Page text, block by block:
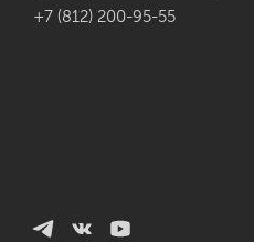
+7 (812) 200-95-55